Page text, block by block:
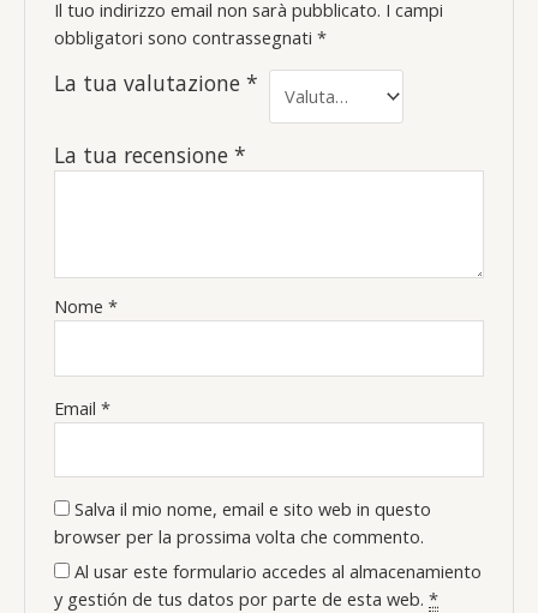
Il tuo indirizzo email non sarà pubblicato. I campi
obbligatori sono contrassegnati*
La tua valutazione*
La tua recensione*
Nome*
Email*
Salva il mio nome, email e sito web in questo
browser per la prossima volta che commento.
Al usar este formulario accedes al almacenamiento
y gestión de tus datos por parte de esta web.*